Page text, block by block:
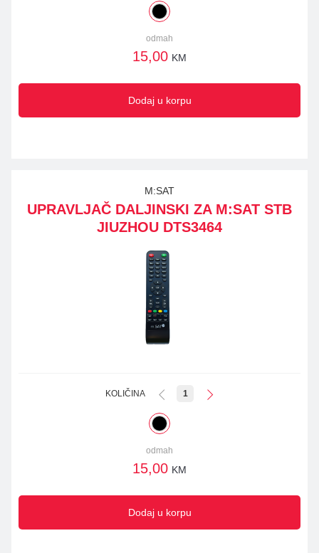
odmah
15,00 KM
Dodaj u korpu
M:SAT
UPRAVLJAČ DALJINSKI ZA M:SAT STB
JIUZHOU DTS3464
KOLIČINA 1
odmah
15,00 KM
Dodaj u korpu